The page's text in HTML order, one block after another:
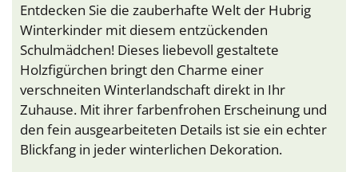
Entdecken Sie die zauberhafte Welt der Hubrig
Winterkinder mit diesem entzückenden
Schulmädchen! Dieses liebevoll gestaltete
Holzfigürchen bringt den Charme einer
verschneiten Winterlandschaft direkt in Ihr
Zuhause. Mit ihrer farbenfrohen Erscheinung und
den fein ausgearbeiteten Details ist sie ein echter
Blickfang in jeder winterlichen Dekoration.